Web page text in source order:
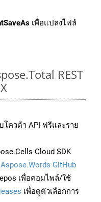
เพื่อแปลงไฟล์
REST
โควต้า API ฟรีและราย
Cloud SDK
Aspose.Words GitHub
เพื่อคอมไพล์/ใช้
เพื่อดูตัวเลือกการ